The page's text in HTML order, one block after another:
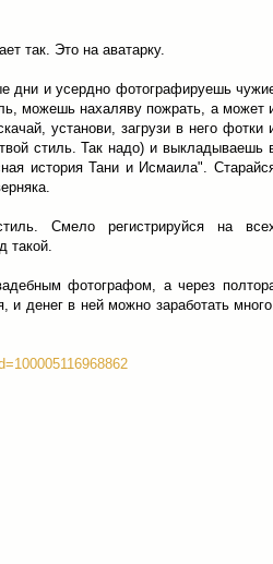
так. Это на аватарку.
дни и усердно фотографируешь
можешь нахаляву пожрать, а может
установи, загрузи в него фотки
стиль. Так надо) и выкладываешь
история Тани и Исмаила".
Смело регистрируйся на
такой.
фотографом, а через
денег в ней можно заработать много.